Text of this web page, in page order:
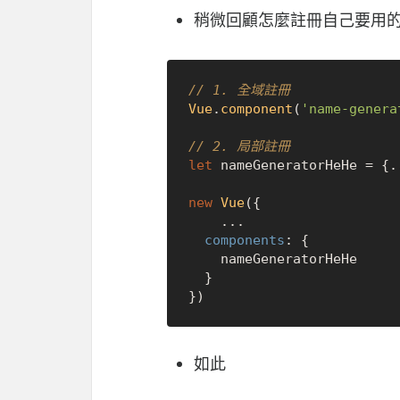
稍微回顧怎麼註冊自己要用
// 1. 全域註冊
Vue. component ( 'name-
// 2. 局部註冊
let nameGeneratorHeHe =
new Vue({
components : {
如此